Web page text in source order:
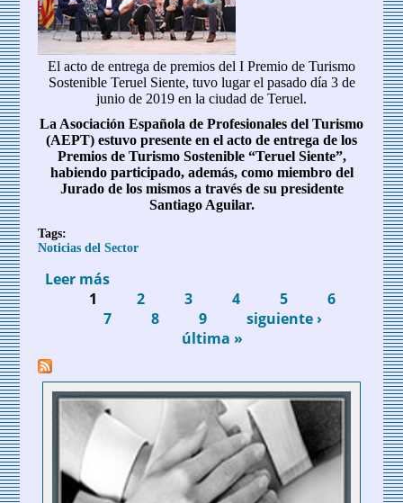
El acto de entrega de premios del I Premio de Turismo
Sostenible Teruel Siente, tuvo lugar el pasado día 3 de
junio de 2019 en la ciudad de Teruel.
La Asociación Española de Profesionales del Turismo
(AEPT) estuvo presente en el acto de entrega de los
Premios de Turismo Sostenible “Teruel Siente”,
habiendo participado, además, como miembro del
Jurado de los mismos a través de su presidente
Santiago Aguilar.
Tags:
Noticias del Sector
Leer más sobre La AEPT presente en la entrega de
los premios "Teruel Siente" de Turismo
Sostenible
1 2 3 4 5
6
7
8 9
siguiente ›
última »